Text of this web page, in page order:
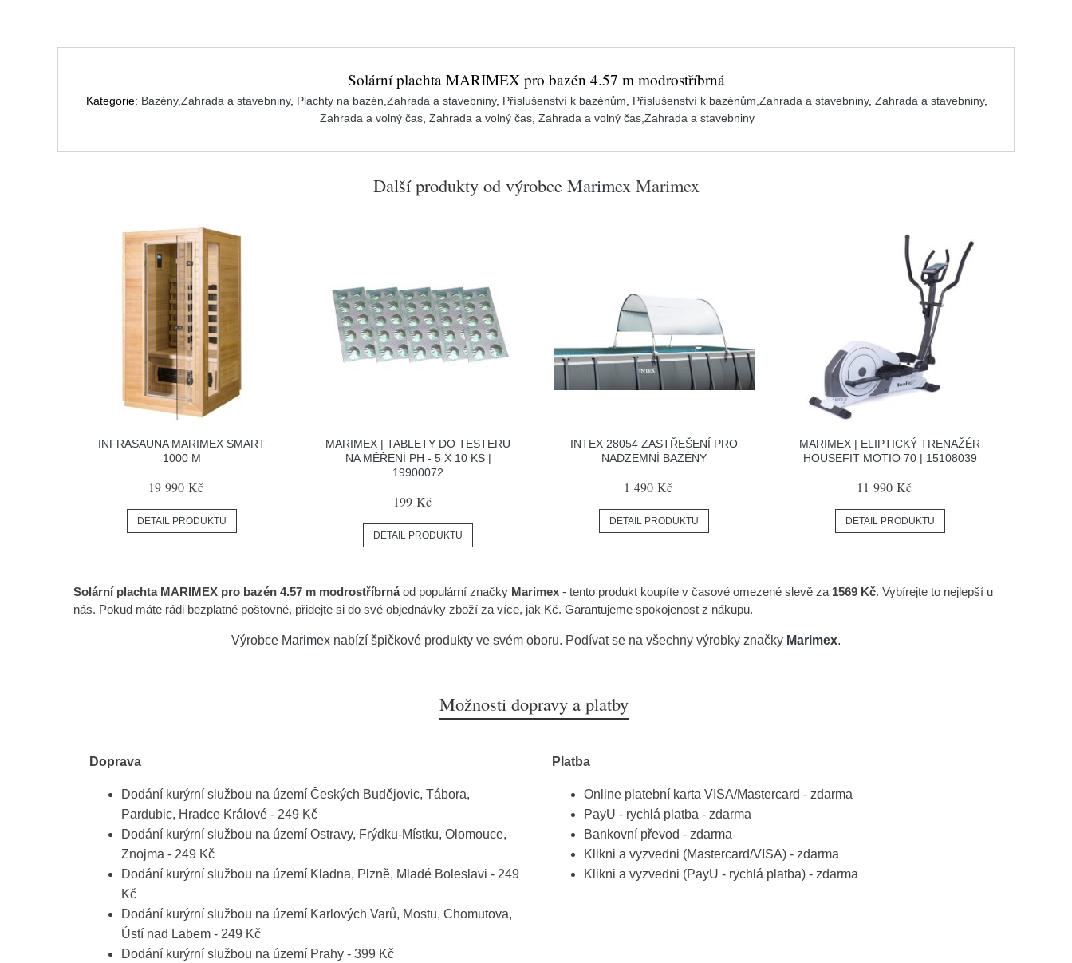
Solární plachta MARIMEX pro bazén 4.57 m modrostříbrná
Kategorie: Bazény,Zahrada a stavebniny, Plachty na bazén,Zahrada a stavebniny, Příslušenství k bazénům Příslušenství k bazénům,Zahrada a stavebniny, Zahrada a stavebniny,
Zahrada a volný čas, Zahrada a volný čas, Zahrada a volný čas,Zahrada a stavebniny
Další produkty od výrobce Marimex Marimex
INFRASAUNA MARIMEX SMART
1000 M
19 990 Kč
DETAIL PRODUKTU
MARIMEX | TABLETY DO TESTERU
NA MĚŘENÍ PH - 5 X 10 KS |
19900072
199 Kč
DETAIL PRODUKTU
INTEX 28054 ZASTŘEŠENÍ PRO
NADZEMNÍ BAZÉNY
1 490 Kč
DETAIL PRODUKTU
MARIMEX | ELIPTICKÝ TRENAŽÉR
HOUSEFIT MOTIO 70 | 15108039
11 990 Kč
DETAIL PRODUKTU
Solární plachta MARIMEX pro bazén 4.57 m modrostříbrnáod populární značky Marimex - tento produkt koupíte v časové omezené slevě za 1569 Kč. Vybírejte to nejlepší u
nás. Pokud máte rádi bezplatné poštovné, přidejte si do své objednávky zboží za více, jak Kč. Garantujeme spokojenost z nákupu.
Výrobce Marimex nabízí špičkové produkty ve svém oboru. Podívat se na všechny výrobky značky Marimex.
Možnosti dopravy a platby
Doprava
Dodání kurýrní službou na území Českých Budějovic, Tábora,
Pardubic, Hradce Králové - 249 Kč
Dodání kurýrní službou na území Ostravy, Frýdku-Místku, Olomouce,
Znojma - 249 Kč
Dodání kurýrní službou na území Kladna, Plzně, Mladé Boleslavi - 249
Kč
Dodání kurýrní službou na území Karlových Varů, Mostu, Chomutova,
Ústí nad Labem - 249 Kč
Dodání kurýrní službou na území Prahy - 399 Kč
Platba
Online platební karta VISA/Mastercard - zdarma
PayU - rychlá platba - zdarma
Bankovní převod - zdarma
Klikni a vyzvedni (Mastercard/VISA) - zdarma
Klikni a vyzvedni (PayU - rychlá platba) - zdarma